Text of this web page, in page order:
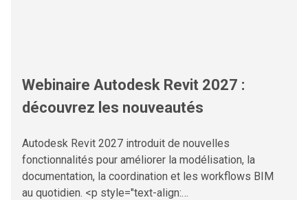
Webinaire Autodesk Revit 2027 :
découvrez les nouveautés
Autodesk Revit 2027 introduit de nouvelles
fonctionnalités pour améliorer la modélisation, la
documentation, la coordination et les workflows BIM
au quotidien. <p style="text-align:…